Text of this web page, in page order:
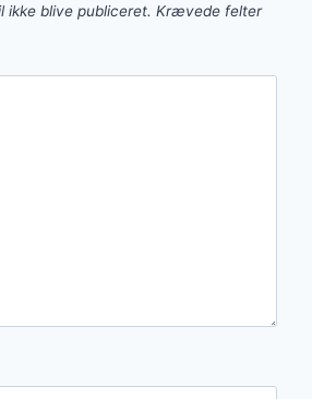
ikke blive publiceret. Krævede felter